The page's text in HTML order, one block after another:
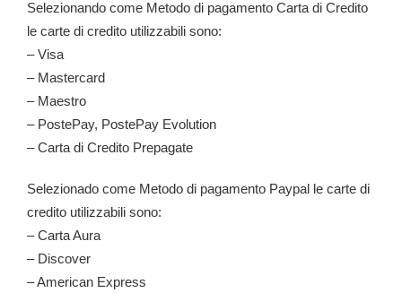
Selezionando come Metodo di pagamento Carta di Credito
le carte di credito utilizzabili sono:
– Visa
– Mastercard
– Maestro
– PostePay, PostePay Evolution
– Carta di Credito Prepagate
Selezionado come Metodo di pagamento Paypal le carte di
credito utilizzabili sono:
– Carta Aura
– Discover
– American Express